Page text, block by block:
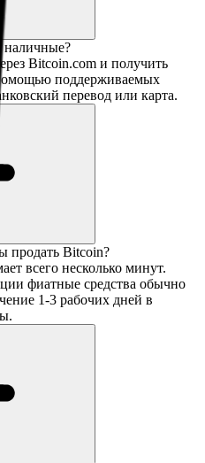
наличные?
Bitcoin.com и получить
поддерживаемых
перевод или карта.
продать Bitcoin?
всего несколько минут.
фиатные средства обычно
1-3 рабочих дней в